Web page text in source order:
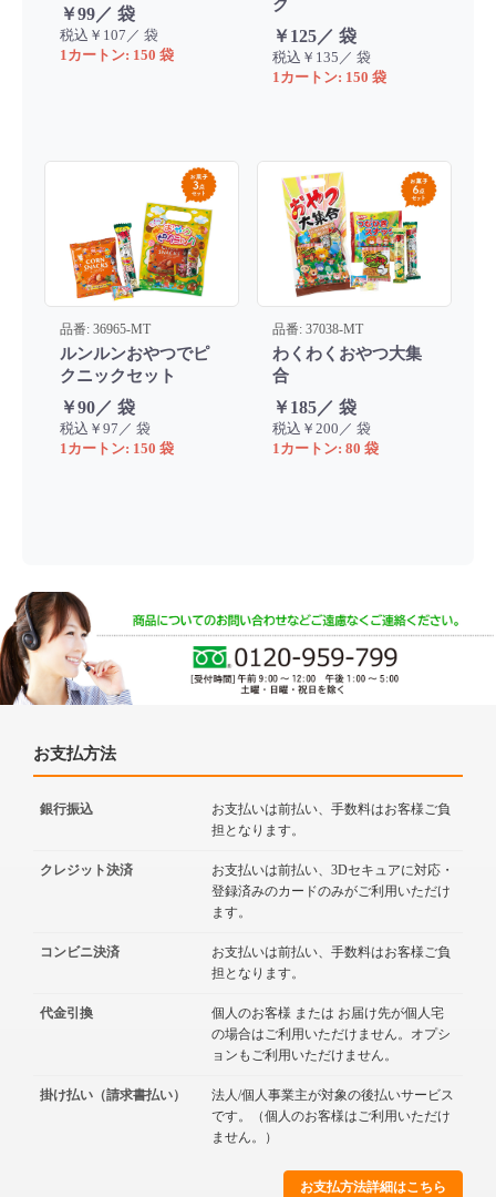
￥99／ 袋
税込￥107／ 袋
1カートン: 150 袋
ク
￥125／ 袋
税込￥135／ 袋
1カートン: 150 袋
品番: 36965-MT
ルンルンおやつでピ
クニックセット
￥90／ 袋
税込￥97／ 袋
1カートン: 150 袋
品番: 37038-MT
わくわくおやつ大集
合
￥185／ 袋
税込￥200／ 袋
1カートン: 80 袋
お支払方法
銀行振込
お支払いは前払い、手数料はお客様ご負
担となります。
クレジット決済
お支払いは前払い、3Dセキュアに対応・
登録済みのカードのみがご利用いただけ
ます。
コンビニ決済
お支払いは前払い、手数料はお客様ご負
担となります。
代金引換
個人のお客様 または お届け先が個人宅
の場合はご利用いただけません。オプシ
ョンもご利用いただけません。
掛け払い（請求書払い）
法人/個人事業主が対象の後払いサービス
です。（個人のお客様はご利用いただけ
ません。）
お支払方法詳細はこちら